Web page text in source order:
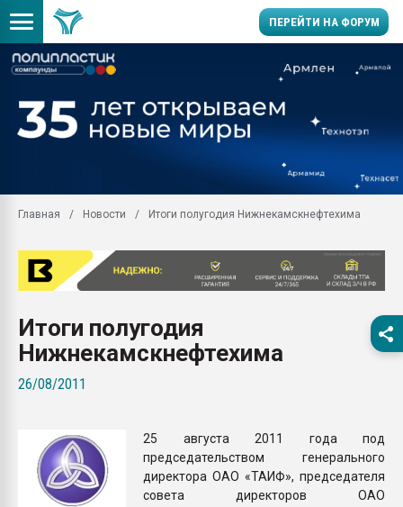
ПЕРЕЙТИ НА ФОРУМ
производство SPC
заводу пластмасс"
Помощь в подборе
Вакуум-формовочные
ближайшее
Подмосковье, Москва
первый план в
бутылок
ПЕРЕЙТИ НА
Главная Новости Итоги полугодия Нижнекамскнефтехима
Итоги полугодия
Нижнекамскнефтехима
26/08/2011
25 августа 2011 года под
председательством генерального
директора ОАО «ТАИФ», председателя
совета директоров ОАО